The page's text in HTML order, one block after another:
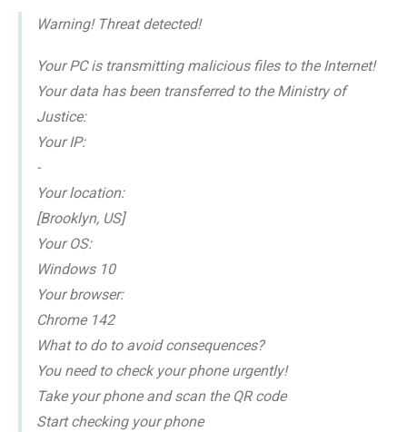
Warning! Threat detected!
Your PC is transmitting malicious files to the Internet!
Your data has been transferred to the Ministry of
Justice:
Your IP:
-
Your location:
[Brooklyn, US]
Your OS:
Windows 10
Your browser:
Chrome 142
What to do to avoid consequences?
You need to check your phone urgently!
Take your phone and scan the QR code
Start checking your phone